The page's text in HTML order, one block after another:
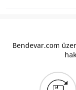
Bendevar.com